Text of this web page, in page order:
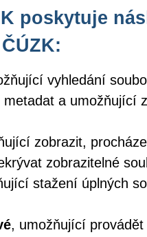
poskytuje
vyhledání
metadat a umožňující
zobrazit,
zobrazitelné
stažení úplných
, umožňující